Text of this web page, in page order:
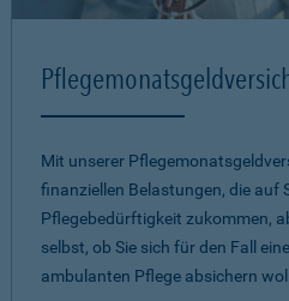
Mit unserer
finanziellen Belastungen, die auf
Pflegebedürftigkeit zukommen,
selbst, ob Sie sich für den Fall
ambulanten Pflege absichern